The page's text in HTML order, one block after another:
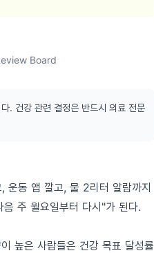
Board
. 건강 관련 결정은 반드시 의료 전문
운동 앱 깔고, 물 2리터 알람까지
주 월요일부터 다시"가 된다.
높은 사람들은 건강 목표 달성률